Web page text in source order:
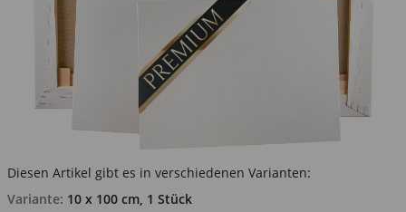
Diesen Artikel gibt es in verschiedenen Varianten:
Variante: 10 x 100 cm, 1 Stück